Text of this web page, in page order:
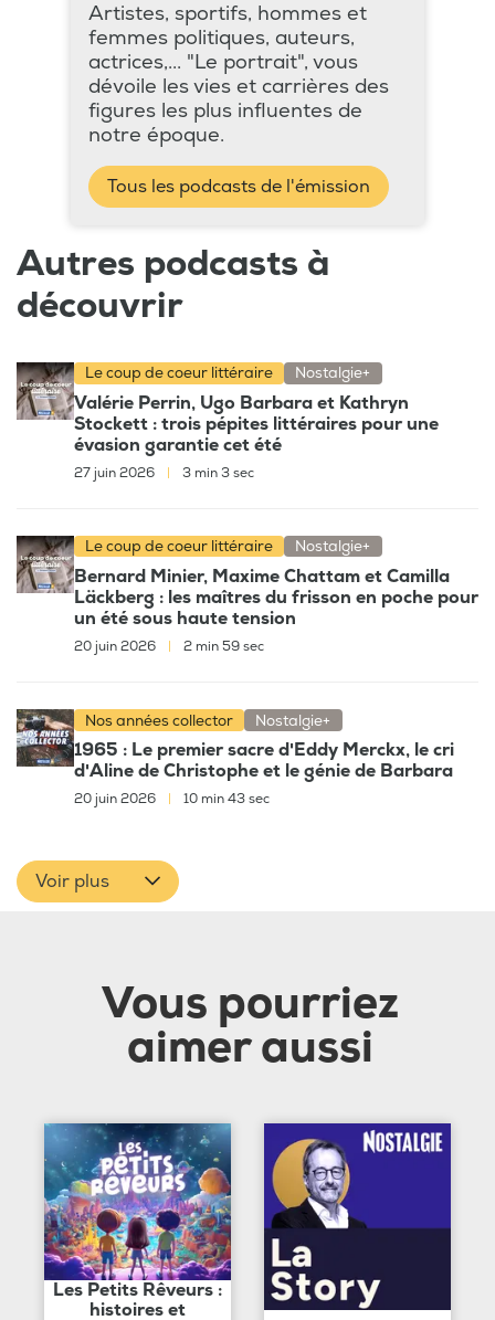
Artistes, sportifs, hommes et
femmes politiques, auteurs,
actrices,... "Le portrait", vous
dévoile les vies et carrières des
figures les plus influentes de
notre époque.
Tous les podcasts de l'émission
Autres podcasts à
découvrir
Le coup de coeur littéraire Nostalgie+
Valérie Perrin, Ugo Barbara et Kathryn
Stockett : trois pépites littéraires pour une
évasion garantie cet été
27 juin 2026 3 min 3 sec
Le coup de coeur littéraire Nostalgie+
Bernard Minier, Maxime Chattam et Camilla
Läckberg : les maîtres du frisson en poche pour
un été sous haute tension
20 juin 2026 2 min 59 sec
Nos années collector Nostalgie+
1965 : Le premier sacre d'Eddy Merckx, le cri
d'Aline de Christophe et le génie de Barbara
20 juin 2026 | 10 min 43 sec
Voir plus
Vous pourriez
aimer aussi
Les Petits Rêveurs :
histoires et